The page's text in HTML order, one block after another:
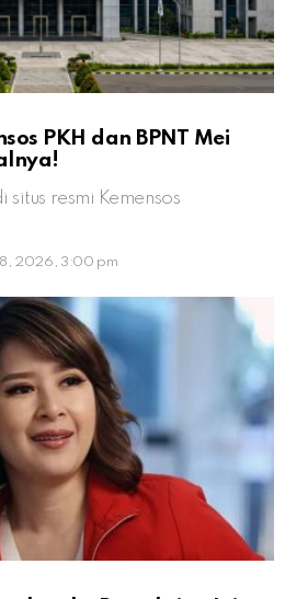
PKH dan BPNT Mei
situs resmi Kemensos
2026, 3:00 pm